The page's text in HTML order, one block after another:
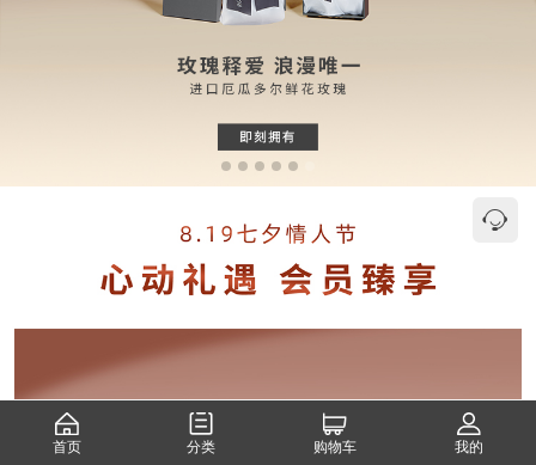
首页 分类 购物车 我的